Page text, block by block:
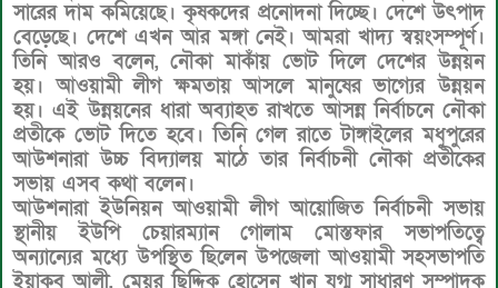
সারের দাম কমিয়েছে। কৃষকদের প্রনোদনা দিচ্ছে। দেশে উৎপাদ
বেড়েছে। দেশে এখন আর মঙ্গা নেই। আমরা খাদ্য স্বয়ংসম্পূর্ণ।
তিনি আরও বলেন, নৌকা মাকাঁয় ভোট দিলে দেশের উন্নয়ন
হয়। আওয়ামী লীগ ক্ষমতায় আসলে মানুষের ভাগ্যের উন্নয়ন
হয়। এই উন্নয়নের ধারা অব্যাহত রাখতে আসন্ন নির্বাচনে নৌকা
প্রতীকে ভোট দিতে হবে। তিনি গেল রাতে টাঙ্গাইলের মধুপুরের
আউশনারা উচ্চ বিদ্যালয় মাঠে তার নির্বাচনী নৌকা প্রতীকের
সভায় এসব কথা বলেন।
আউশনারা ইউনিয়ন আওয়ামী লীগ আয়োজিত নির্বাচনী সভায়
স্থানীয় ইউপি চেয়ারম্যান গোলাম মোস্তফার সভাপতিত্বে
অন্যান্যের মধ্যে উপস্থিত ছিলেন উপজেলা আওয়ামী সহসভাপতি
ইয়াকুব আলী, মেয়র ছিদ্দিক হোসেন খান যুগ্ম সাধারণ সম্পাদক